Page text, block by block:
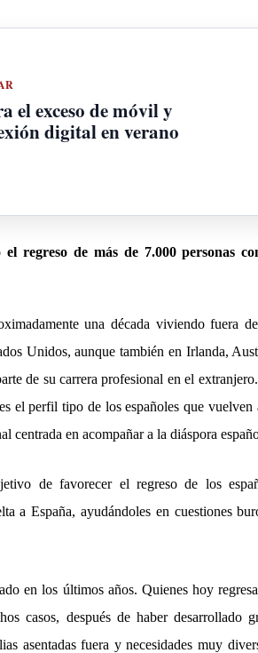
el exceso de móvil y
digital en verano
regreso de más de 7.000 personas
una década viviendo fuera
Unidos, aunque también en Irlanda,
de su carrera profesional en el
el perfil tipo de los españoles que vuelven
centrada en acompañar a la diáspora españ
de favorecer el regreso de los
a España, ayudándoles en cuestiones
en los últimos años. Quienes hoy
casos, después de haber desarrollado
asentadas fuera y necesidades muy